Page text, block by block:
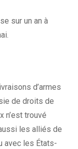
sur un an à
d’armes
de droits de
n’est trouvé
les alliés de
avec les États-